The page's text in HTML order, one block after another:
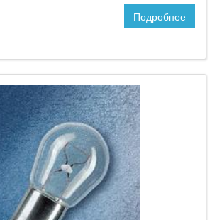
Подробнее